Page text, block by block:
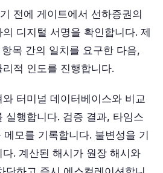
전에 게이트에서 선하증권의
디지털 서명을 확인합니다. 제
목 간의 일치를 요구한 다음,
적 인도를 진행합니다.
터미널 데이터베이스와 비교
실행합니다. 검증 결과, 타임스
모를 기록합니다. 불변성을 기
. 계산된 해시가 원장 해시와